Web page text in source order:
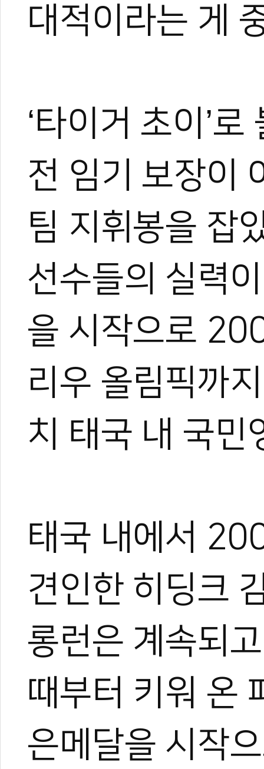
대적이라는 게
‘타이거 초이’
전 임기 보장이
팀 지휘봉을 잡
선수들의 실력
을 시작으로
리우 올림픽까
치 태국 내 국민
태국 내에서
견인한 히딩크
롱런은 계속되
때부터 키워 온
은메달을 시작